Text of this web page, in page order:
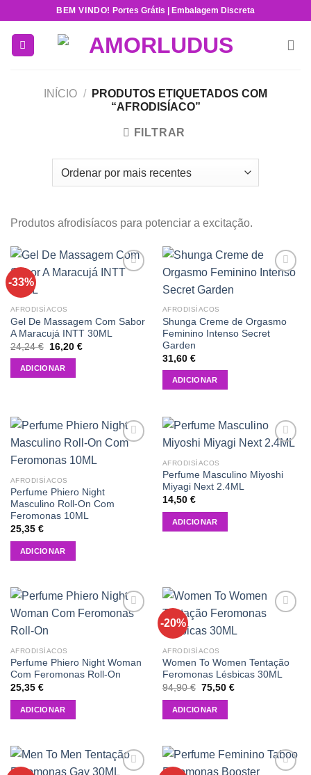
content
BEM VINDO! Portes Grátis | Embalagem Discreta
INÍCIO /
PRODUTOS ETIQUETADOS COM
“AFRODISÍACO”
FILTRAR
Produtos afrodisíacos para potenciar a excitação.
-33%
AFRODISÍACOS
Gel De Massagem Com Sabor
A Maracujá INTT 30ML
24,24€
O
preço
original
era:
16,20 €O
ADICIONAR
AFRODISÍACOS
Shunga Creme de Orgasmo
Feminino Intenso Secret
Garden
31,60 €
ADICIONAR
AFRODISÍACOS
Perfume Phiero Night
Masculino Roll-On Com
Feromonas 10ML
25,35 €
ADICIONAR
AFRODISÍACOS
Perfume Masculino Miyoshi
Miyagi Next 2.4ML
14,50 €
ADICIONAR
AFRODISÍACOS
Perfume Phiero Night Woman
Com Feromonas Roll-On
25,35 €
ADICIONAR
-20%
AFRODISÍACOS
Women To Women Tentação
Feromonas Lésbicas 30ML
94,90€ O
preço
original
era:
94,90 €.
75,50 €O
ADICIONAR